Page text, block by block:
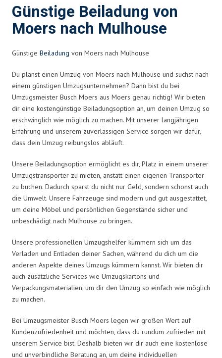
Günstige Beiladung von
Moers nach Mulhouse
Günstige Beiladung von Moers nach Mulhouse
Du planst einen Umzug von Moers nach Mulhouse und suchst nach
einem günstigen Umzugsunternehmen? Dann bist du bei
Umzugsmeister Busch Moers aus Moers genau richtig! Wir bieten
dir eine kostengünstige Beiladungsoption an, um deinen Umzug so
erschwinglich wie möglich zu machen. Mit unserer langjährigen
Erfahrung und unserem zuverlässigen Service sorgen wir dafür,
dass dein Umzug reibungslos abläuft.
Unsere Beiladungsoption ermöglicht es dir, Platz in einem unserer
Umzugstransporter zu mieten, anstatt einen eigenen Transporter
zu buchen. Dadurch sparst du nicht nur Geld, sondern schonst auch
die Umwelt. Unsere Fahrzeuge sind modern und gut ausgestattet,
um deine Möbel und persönlichen Gegenstände sicher und
unbeschädigt nach Mulhouse zu bringen.
Unsere professionellen Umzugshelfer kümmern sich um das
Verladen und Entladen deiner Sachen, während du dich um die
anderen Aspekte deines Umzugs kümmern kannst. Wir bieten dir
auch zusätzliche Services wie Umzugskartons und
Verpackungsmaterialien, um dir den Umzug so einfach wie möglich
zu machen.
Bei Umzugsmeister Busch Moers legen wir großen Wert auf
Kundenzufriedenheit und möchten, dass du rundum zufrieden mit
unserem Service bist. Deshalb bieten wir dir auch eine kostenlose
und unverbindliche Beratung an, um deine individuellen